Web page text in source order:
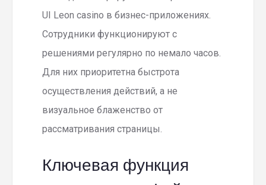
UI Leon casino в бизнес-приложениях.
Сотрудники функционируют с
решениями регулярно по немало часов.
Для них приоритетна быстрота
осуществления действий, а не
визуальное блаженство от
рассматривания страницы.
Ключевая функция